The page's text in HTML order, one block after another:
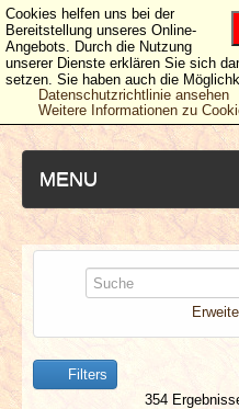
MENU
NEUESTE ARTIKEL
NEWS & DATES
BERICHTE
Filters
354
Cookies helfen uns bei der
Bereitstellung unseres Online-
Angebots. Durch die Nutzung
unserer Dienste erklären Sie sich
setzen. Sie haben auch die
Datenschutzrichtlinie ansehen
Weitere Informationen zu